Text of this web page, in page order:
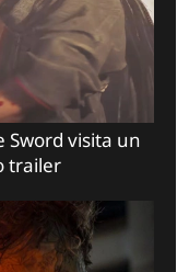
visita un
trailer